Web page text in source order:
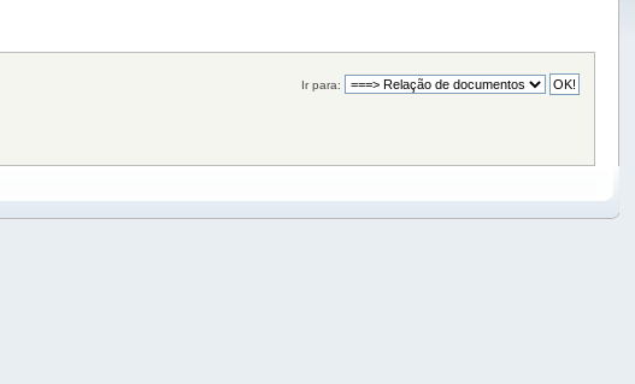
Ir para: